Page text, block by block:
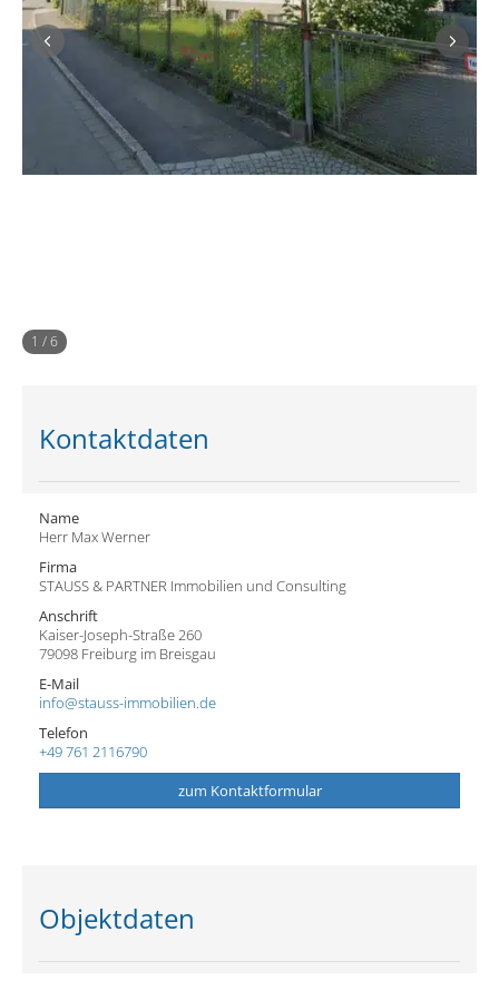
1 /6
Kontaktdaten
Name
Herr Max Werner
Firma
STAUSS & PARTNER Immobilien und Consulting
Anschrift
Kaiser-Joseph-Straße 260
79098 Freiburg im Breisgau
E-Mail
info@stauss-immobilien.de
Telefon
+49 761 2116790
zum Kontaktformular
Objektdaten